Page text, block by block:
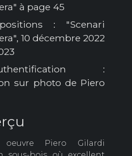
à page 45
: "Scenari
10 décembre 2022
:
sur photo de Piero
Piero Gilardi